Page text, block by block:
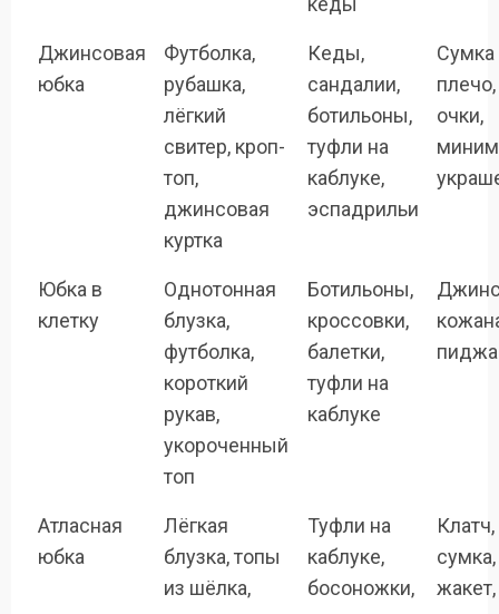
Джинсовая
юбка
Футболка,
рубашка,
лёгкий
свитер, кроп-
топ,
джинсовая
куртка
Кеды,
сандалии,
ботильоны,
туфли на
каблуке,
эспадрильи
Сумка
очки,
Юбка в
клетку
Однотонная
блузка,
футболка,
короткий
рукав,
укороченный
топ
Ботильоны,
кроссовки,
балетки,
туфли на
каблуке
Атласная
юбка
Лёгкая
блузка, топы
из шёлка,
Туфли на
каблуке,
босоножки,
жакет,